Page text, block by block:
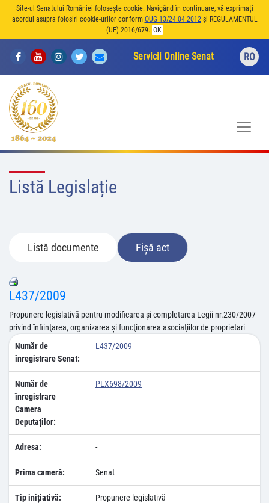
Site-ul Senatului României folosește cookie. Navigând în continuare, vă exprimați
acordul asupra folosiri cookie-urilor conform OUG 13/24.04.2012și REGULAMENTUL
(UE) 2016/679. OK
Servicii Online Senat RO
Listă Legislație
Listă documente Fișă act
L437/2009
Propunere legislativă pentru modificarea şi completarea Legii nr.230/2007
privind înfiinţarea, organizarea şi funcţionarea asociaţiilor de proprietari
Număr de
înregistrare Senat:
L437/2009
Număr de
înregistrare
Camera
Deputaților:
PLX698/2009
Adresa: -
Prima cameră: Senat
Tip inițiativă: Propunere legislativă